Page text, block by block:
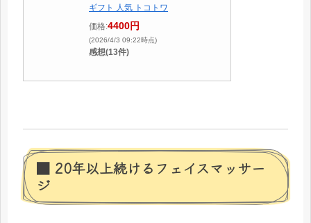
ギフト 人気 トコトワ
価格:4400円
(2026/4/3 09:22時点)
感想(13件)
■ 20年以上続けるフェイスマッサー
ジ